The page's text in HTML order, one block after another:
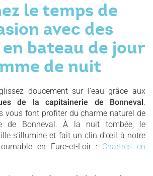
le temps de
avec des
bateau de jour
de nuit
doucement sur l’eau grâce aux
de la capitainerie de Bonneval.
vous font profiter du charme naturel de
de Bonneval. À la nuit tombée, le
s’illumine et fait un clin d’œil à notre
en Eure-et-Loir : Chartres en